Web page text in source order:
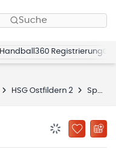
Suche
Handball360 Registrierung
HSG Ostfildern 2 Spielplan
ZU